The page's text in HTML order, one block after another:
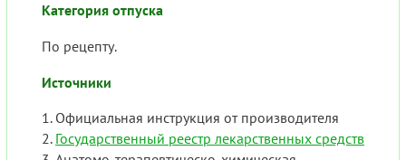
Категория отпуска
По рецепту.
Источники
Официальная инструкция от производителя
Государственный реестр лекарственных средств